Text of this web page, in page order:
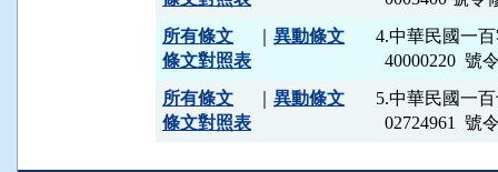
所有條文
異動條文
條文對照表
4.中華民國一
所有條文
異動條文
條文對照表
5.中華民國一
02724961  號